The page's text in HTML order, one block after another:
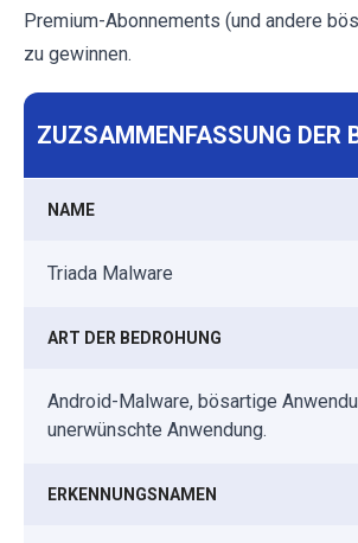
Premium-Abonnements (und andere
zu gewinnen.
ZUZSAMMENFASSUNG DER
NAME
Triada Malware
ART DER BEDROHUNG
Android-Malware, bösartige
unerwünschte Anwendung.
ERKENNUNGSNAMEN